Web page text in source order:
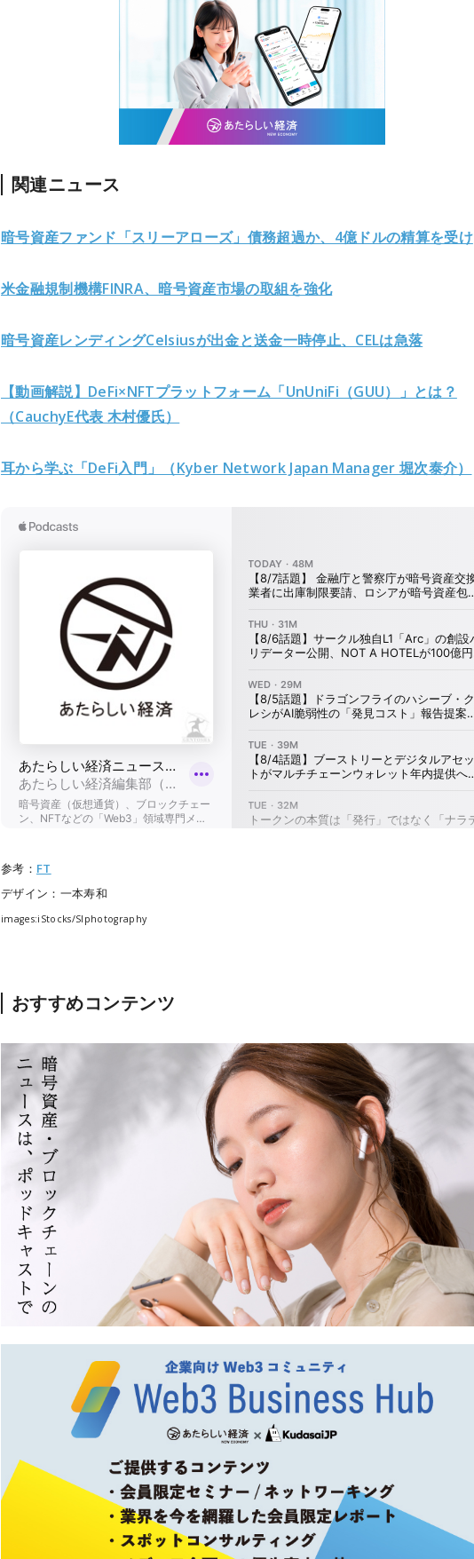
関連ニュース
暗号資産ファンド「スリーアローズ」債務超過か、4億ドルの精算を受け
米金融規制機構FINRA、暗号資産市場の取組を強化
暗号資産レンディングCelsiusが出金と送金一時停止、CELは急落
【動画解説】DeFi×NFTプラットフォーム「UnUniFi（GUU）」とは？
（CauchyE代表 木村優氏）
耳から学ぶ「DeFi入門」（Kyber Network Japan Manager 堀次泰介）
参考： FT
デザイン：一本寿和
images:iStocks/SIphotography
おすすめコンテンツ